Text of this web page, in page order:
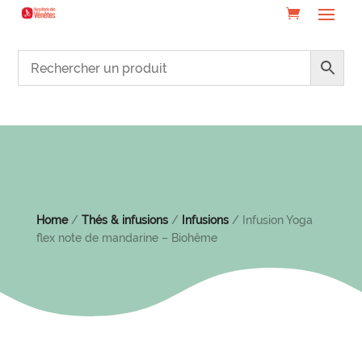
Home/ Thés & infusions/ Infusions/ Infusion Yoga
flex note de mandarine – Biohême